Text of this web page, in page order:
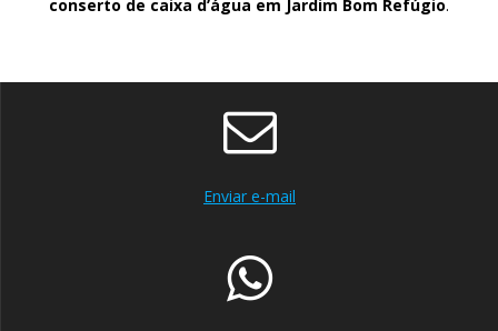
conserto de caixa d’água em Jardim Bom Refúgio.
Enviar e-mail